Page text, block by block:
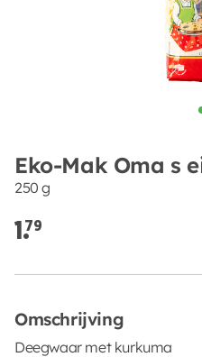
Eko-Mak Oma s
250 g
1.79
Omschrijving
Deegwaar met kurkuma